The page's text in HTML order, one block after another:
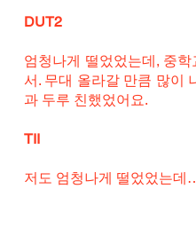
DUT2
엄청나게 떨었었는데, 중학
서. 무대 올라갈 만큼 많이
과 두루 친했었어요.
TII
저도 엄청나게 떨었었는데